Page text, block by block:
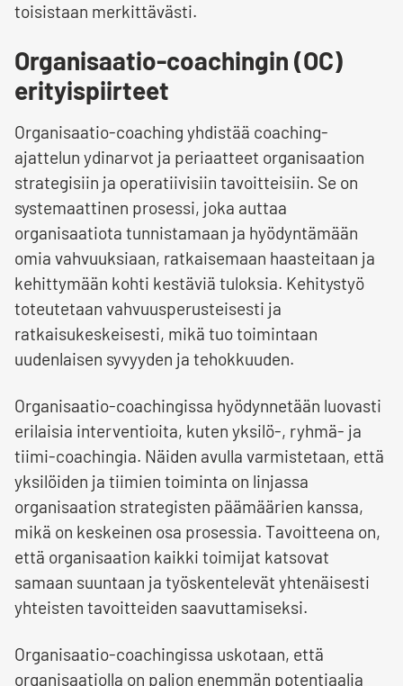
toisistaan merkittävästi.
Organisaatio-coachingin (OC)
erityispiirteet
Organisaatio-coaching yhdistää coaching-
ajattelun ydinarvot ja periaatteet organisaation
strategisiin ja operatiivisiin tavoitteisiin. Se on
systemaattinen prosessi, joka auttaa
organisaatiota tunnistamaan ja hyödyntämään
omia vahvuuksiaan, ratkaisemaan haasteitaan ja
kehittymään kohti kestäviä tuloksia. Kehitystyö
toteutetaan vahvuusperusteisesti ja
ratkaisukeskeisesti, mikä tuo toimintaan
uudenlaisen syvyyden ja tehokkuuden.
Organisaatio-coachingissa hyödynnetään luovasti
erilaisia interventioita, kuten yksilö-, ryhmä- ja
tiimi-coachingia. Näiden avulla varmistetaan, että
yksilöiden ja tiimien toiminta on linjassa
organisaation strategisten päämäärien kanssa,
mikä on keskeinen osa prosessia. Tavoitteena on,
että organisaation kaikki toimijat katsovat
samaan suuntaan ja työskentelevät yhtenäisesti
yhteisten tavoitteiden saavuttamiseksi.
Organisaatio-coachingissa uskotaan, että
organisaatiolla on paljon enemmän potentiaalia